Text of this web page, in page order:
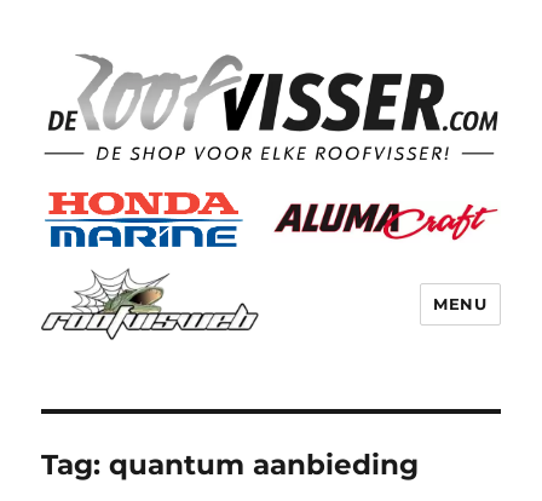
MENU
Tag:quantum aanbieding